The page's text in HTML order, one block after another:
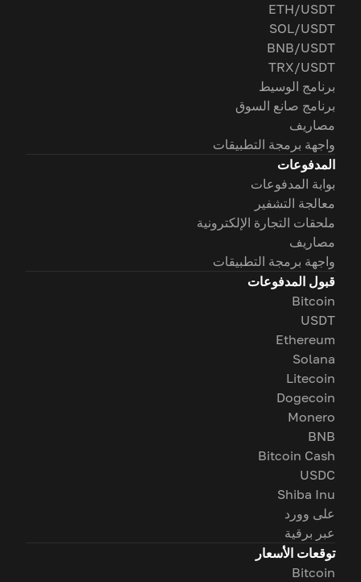
ETH/USDT
SOL/USDT
BNB/USDT
TRX/USDT
برنامج الوسيط
برنامج صانع السوق
مصاريف
واجهة برمجة التطبيقات
المدفوعات
بوابة المدفوعات
معالجة التشفير
ملحقات التجارة الإلكترونية
مصاريف
واجهة برمجة التطبيقات
قبول المدفوعات
Bitcoin
USDT
Ethereum
Solana
Litecoin
Dogecoin
Monero
BNB
Bitcoin Cash
USDC
Shiba Inu
على وورد
عبر برقية
توقعات الأسعار
Bitcoin